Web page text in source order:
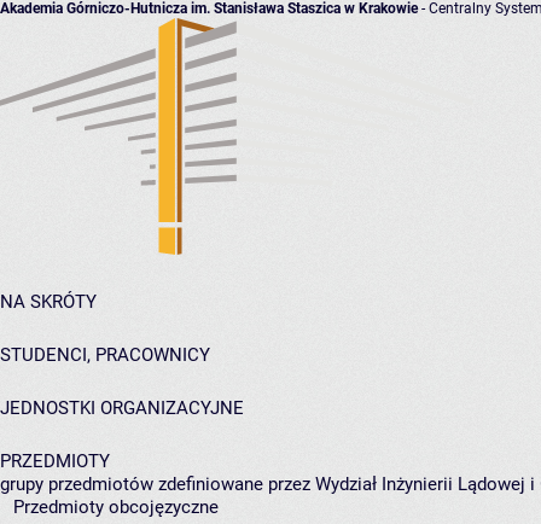
Akademia Górniczo-Hutnicza im. Stanisława Staszica w Krakowie- Centralny
NA SKRÓTY
STUDENCI, PRACOWNICY
JEDNOSTKI ORGANIZACYJNE
PRZEDMIOTY
grupy przedmiotów zdefiniowane przez Wydział Inżynierii Lądowej
Przedmioty obcojęzyczne